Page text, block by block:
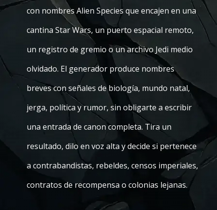
con nombres Alien Species que encajen en una
cantina Star Wars, un puerto espacial remoto,
un registro de gremio o un archivo Jedi medio
olvidado. El generador produce nombres
breves con señales de biología, mundo natal,
jerga, política y rumor, sin obligarte a escribir
una entrada de canon completa. Tira un
resultado, dilo en voz alta y decide si pertenece
a contrabandistas, rebeldes, censos imperiales,
contratos de recompensa o colonias lejanas.